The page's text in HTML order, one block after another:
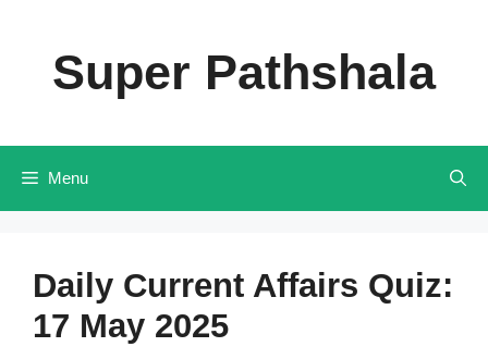
contentSuper Pathshala
Menu
Daily Current Affairs Quiz:
17 May 2025